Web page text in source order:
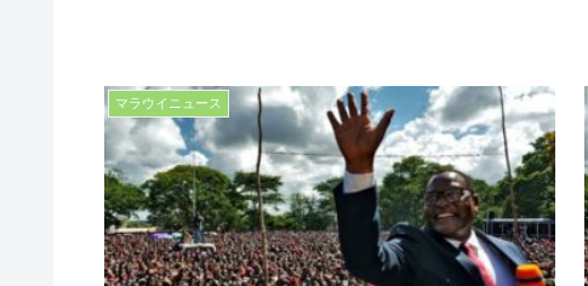
マラウイニュース